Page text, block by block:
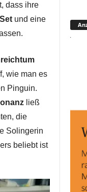
dass ihre
und eine
wie man es
Pinguin.
ließ
die
Solingerin
beliebt ist